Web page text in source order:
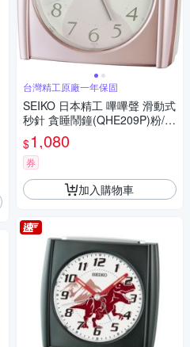
台灣精工原廠一年保固
SEIKO 日本精工 嗶嗶聲 滑動式
秒針 貪睡鬧鐘(QHE209P)粉/8.
5X9cm
$1,080
券
加入購物車